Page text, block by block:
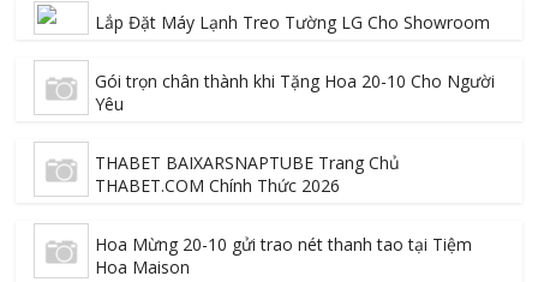
Lắp Đặt Máy Lạnh Treo Tường LG Cho Showroom
Gói trọn chân thành khi Tặng Hoa 20-10 Cho Người
Yêu
THABET BAIXARSNAPTUBE Trang Chủ
THABET.COM Chính Thức 2026
Hoa Mừng 20-10 gửi trao nét thanh tao tại Tiệm
Hoa Maison